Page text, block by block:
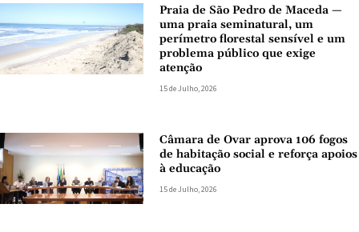
Praia de São Pedro de Maceda —
uma praia seminatural, um
perímetro florestal sensível e um
problema público que exige
atenção
15 de Julho, 2026
Câmara de Ovar aprova 106 fogos
de habitação social e reforça apoios
à educação
15 de Julho, 2026